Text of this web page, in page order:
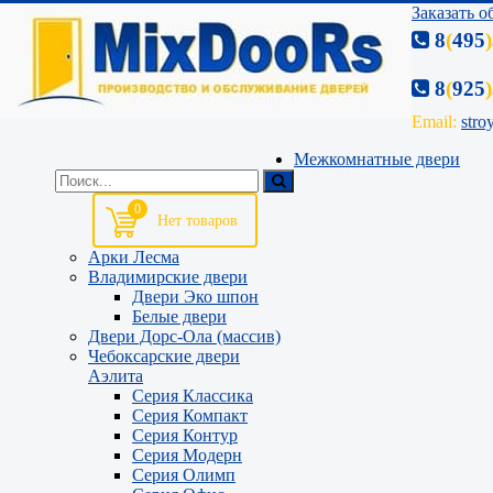
Заказать
8(495)
8(925)
Email:
0
Межкомнатные двери
Арки Лесма
Владимирские двери
Двери Эко шпон
Белые двери
Двери Дорс-Ола (массив)
Чебоксарские двери
Аэлита
Серия Классика
Серия Компакт
Серия Контур
Серия Модерн
Серия Олимп